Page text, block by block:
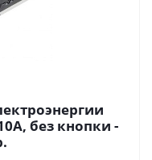
без кнопки -